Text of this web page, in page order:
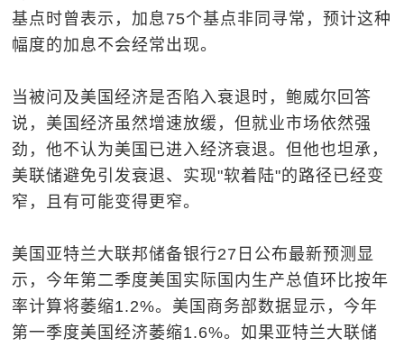
基点时曾表示，加息75个基点非同寻常，预计这种
幅度的加息不会经常出现。
当被问及美国经济是否陷入衰退时，鲍威尔回答
说，美国经济虽然增速放缓，但就业市场依然强
劲，他不认为美国已进入经济衰退。但他也坦承，
美联储避免引发衰退、实现"软着陆"的路径已经变
窄，且有可能变得更窄。
美国亚特兰大联邦储备银行27日公布最新预测显
示，今年第二季度美国实际国内生产总值环比按年
率计算将萎缩1.2%。美国商务部数据显示，今年
第一季度美国经济萎缩1.6%。如果亚特兰大联储